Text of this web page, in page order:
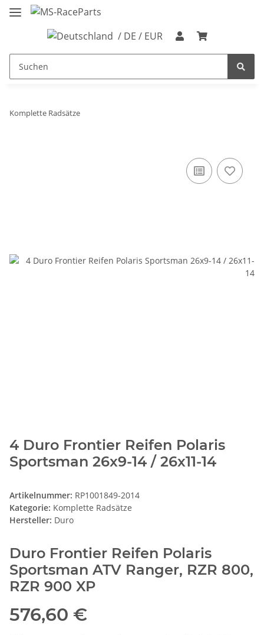
/ DE / EUR
Komplette Radsätze
4 Duro Frontier Reifen Polaris
Sportsman 26x9-14 / 26x11-14
Artikelnummer: RP1001849-2014
Kategorie: Komplette Radsätze
Hersteller: Duro
Duro Frontier Reifen Polaris
Sportsman ATV Ranger, RZR 800,
RZR 900 XP
576,60 €